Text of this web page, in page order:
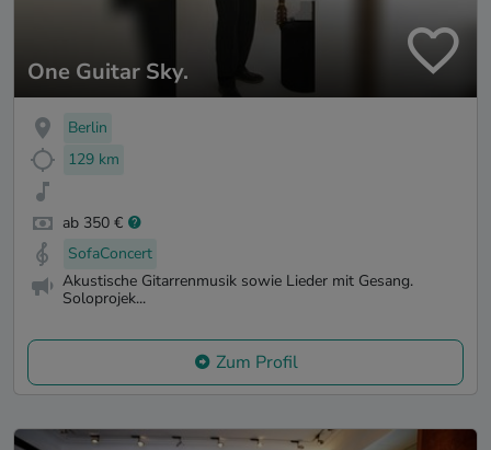
One Guitar Sky.
Berlin
129 km
ab 350 €
SofaConcert
Akustische Gitarrenmusik sowie Lieder mit Gesang.
Soloprojek...
Zum Profil